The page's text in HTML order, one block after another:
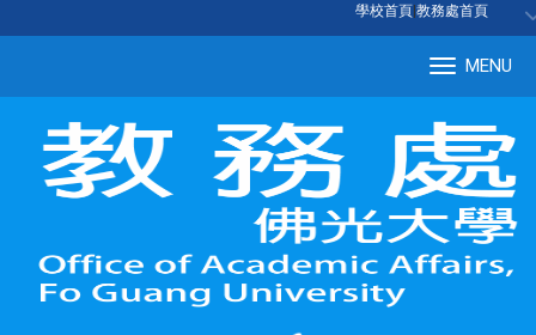
學校首頁 教務處首頁
MENU